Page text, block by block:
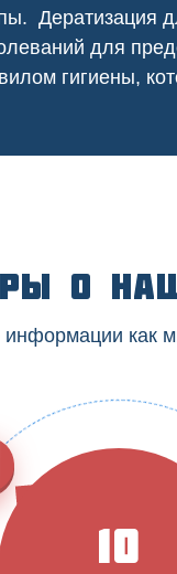
Дератизация
для
гигиены,
о
информации как
10